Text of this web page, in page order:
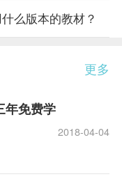
么版本的教材？
更多
年免费学
2018-04-04